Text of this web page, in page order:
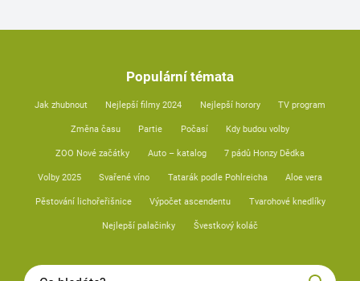
Populární témata
Jak zhubnout Nejlepší filmy 2024 Nejlepší horory TV program
Změna času Partie Počasí Kdy budou volby
ZOO Nové začátky Auto – katalog 7 pádů Honzy Dědka
Volby 2025 Svařené víno Tatarák podle Pohlreicha Aloe vera
Pěstování lichořeřišnice Výpočet ascendentu Tvarohové knedlíky
Nejlepší palačinky Švestkový koláč